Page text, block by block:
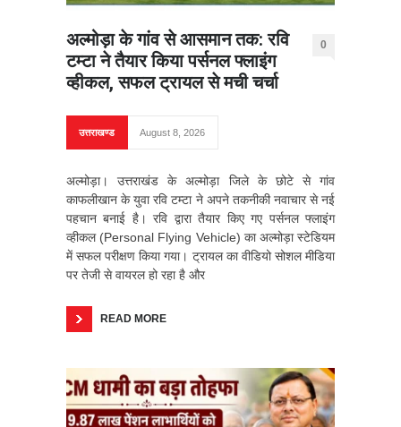
अल्मोड़ा के गांव से आसमान तक: रवि
टम्टा ने तैयार किया पर्सनल फ्लाइंग
व्हीकल, सफल ट्रायल से मची चर्चा
0
उत्तराखण्ड August 8, 2026
अल्मोड़ा। उत्तराखंड के अल्मोड़ा जिले के छोटे से गांव
काफलीखान के युवा रवि टम्टा ने अपने तकनीकी नवाचार से नई
पहचान बनाई है। रवि द्वारा तैयार किए गए पर्सनल फ्लाइंग
व्हीकल (Personal Flying Vehicle) का अल्मोड़ा स्टेडियम
में सफल परीक्षण किया गया। ट्रायल का वीडियो सोशल मीडिया
पर तेजी से वायरल हो रहा है और
READ MORE